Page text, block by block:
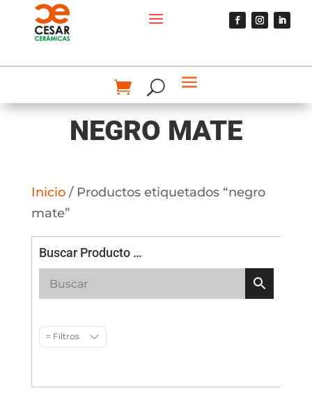
NEGRO MATE
Inicio/ Productos etiquetados “negro
mate”
Buscar Producto …
= Filtros